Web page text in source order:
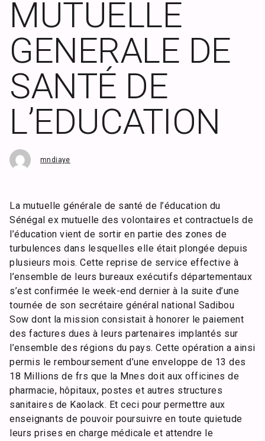
MUTUELLE
GENERALE DE
SANTÉ DE
L’EDUCATION
mndiaye
La mutuelle générale de santé de l’éducation du
Sénégal ex mutuelle des volontaires et contractuels de
l’éducation vient de sortir en partie des zones de
turbulences dans lesquelles elle était plongée depuis
plusieurs mois. Cette reprise de service effective à
l’ensemble de leurs bureaux exécutifs départementaux
s’est confirmée le week-end dernier à la suite d’une
tournée de son secrétaire général national Sadibou
Sow dont la mission consistait à honorer le paiement
des factures dues à leurs partenaires implantés sur
l’ensemble des régions du pays. Cette opération a ainsi
permis le remboursement d’une enveloppe de 13 des
18 Millions de frs que la Mnes doit aux officines de
pharmacie, hôpitaux, postes et autres structures
sanitaires de Kaolack. Et ceci pour permettre aux
enseignants de pouvoir poursuivre en toute quietude
leurs prises en charge médicale et attendre le